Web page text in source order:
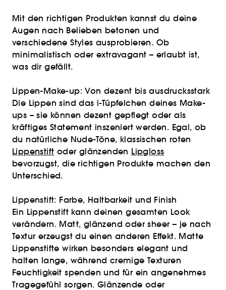
Mit den richtigen Produkten kannst du deine
Augen nach Belieben betonen und
verschiedene Styles ausprobieren. Ob
minimalistisch oder extravagant – erlaubt ist,
was dir gefällt.
Lippen-Make-up: Von dezent bis ausdrucksstark
Die Lippen sind das i-Tüpfelchen deines Make-
ups – sie können dezent gepflegt oder als
kräftiges Statement inszeniert werden. Egal, ob
du natürliche Nude-Töne, klassischen roten
Lippenstift oder glänzenden Lipgloss
bevorzugst, die richtigen Produkte machen den
Unterschied.
Lippenstift: Farbe, Haltbarkeit und Finish
Ein Lippenstift kann deinen gesamten Look
verändern. Matt, glänzend oder sheer – je nach
Textur erzeugst du einen anderen Effekt. Matte
Lippenstifte wirken besonders elegant und
halten lange, während cremige Texturen
Feuchtigkeit spenden und für ein angenehmes
Tragegefühl sorgen. Glänzende oder